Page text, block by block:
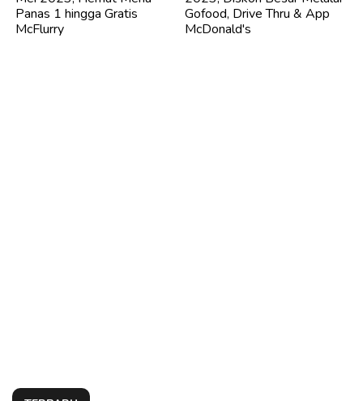
Panas 1 hingga Gratis
McFlurry
Gofood, Drive Thru & App
McDonald's